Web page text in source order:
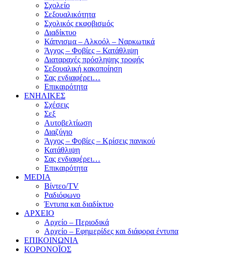
Σχολείο
Σεξουαλικότητα
Σχολικός εκφοβισμός
Διαδίκτυο
Κάπνισμα – Αλκοόλ – Ναρκωτικά
Άγχος – Φοβίες – Κατάθλιψη
Διαταραχές πρόσληψης τροφής
Σεξουαλική κακοποίηση
Σας ενδιαφέρει…
Επικαιρότητα
ΕΝΗΛΙΚΕΣ
Σχέσεις
Σεξ
Αυτοβελτίωση
Διαζύγιο
Άγχος – Φοβίες – Κρίσεις πανικού
Κατάθλιψη
Σας ενδιαφέρει…
Επικαιρότητα
MEDIA
Βίντεο/TV
Ραδιόφωνο
Έντυπα και διαδίκτυο
ΑΡΧΕΙΟ
Αρχείο – Περιοδικά
Αρχείο – Εφημερίδες και διάφορα έντυπα
ΕΠΙΚΟΙΝΩΝΙΑ
ΚΟΡΟΝΟΪΟΣ